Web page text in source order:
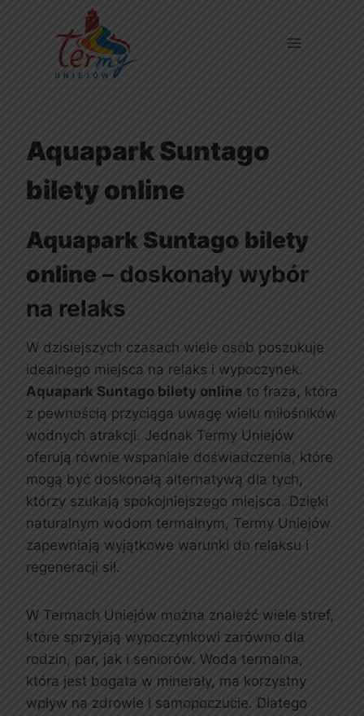
Aquapark Suntago
bilety online
Aquapark Suntago bilety
online – doskonały wybór
na relaks
W dzisiejszych czasach wiele osób poszukuje
idealnego miejsca na relaks i wypoczynek.
Aquapark Suntago bilety online to fraza, która
z pewnością przyciąga uwagę wielu miłośników
wodnych atrakcji. Jednak Termy Uniejów
oferują równie wspaniałe doświadczenia, które
mogą być doskonałą alternatywą dla tych,
którzy szukają spokojniejszego miejsca. Dzięki
naturalnym wodom termalnym, Termy Uniejów
zapewniają wyjątkowe warunki do relaksu i
regeneracji sił.
W Termach Uniejów można znaleźć wiele stref,
które sprzyjają wypoczynkowi zarówno dla
rodzin, par, jak i seniorów. Woda termalna,
która jest bogata w minerały, ma korzystny
wpływ na zdrowie i samopoczucie. Dlatego